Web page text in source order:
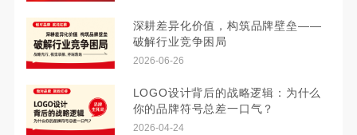
深耕差异化价值，构筑品牌壁垒——
破解行业竞争困局
2026-06-26
LOGO设计背后的战略逻辑：为什么
你的品牌符号总差一口气？
2026-04-24